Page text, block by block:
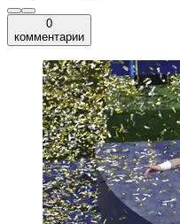
0
комментарии